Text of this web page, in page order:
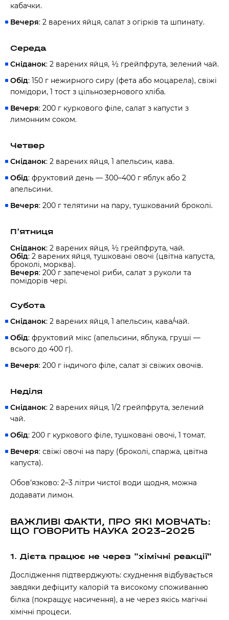
кабачки.
Вечеря: 2 варених яйця, салат з огірків та шпинату.
Середа
Сніданок: 2 варених яйця, ½ грейпфрута, зелений чай.
Обід: 150 г нежирного сиру (фета або моцарела), свіжі
помідори, 1 тост з цільнозернового хліба.
Вечеря: 200 г куркового філе, салат з капусти з
лимонним соком.
Четвер
Сніданок: 2 варених яйця, 1 апельсин, кава.
Обід: фруктовий день — 300–400 г яблук або 2
апельсини.
Вечеря: 200 г телятини на пару, тушкований броколі.
П'ятниця
Сніданок: 2 варених яйця, ½ грейпфрута, чай.
Обід: 2 варених яйця, тушковані овочі (цвітна капуста,
броколі, морква).
Вечеря: 200 г запеченої риби, салат з руколи та
помідорів чері.
Субота
Сніданок: 2 варених яйця, 1 апельсин, кава/чай.
Обід: фруктовий мікс (апельсини, яблука, груші —
всього до 400 г).
Вечеря: 200 г індичого філе, салат зі свіжих овочів.
Неділя
Сніданок: 2 варених яйця, 1/2 грейпфрута, зелений
чай.
Обід: 200 г куркового філе, тушковані овочі, 1 томат.
Вечеря: свіжі овочі на пару (броколі, спаржа, цвітна
капуста).
Обов’язково: 2–3 літри чистої води щодня, можна
додавати лимон.
ВАЖЛИВІ ФАКТИ, ПРО ЯКІ МОВЧАТЬ:
ЩО ГОВОРИТЬ НАУКА 2023–2025
1. Дієта працює не через "хімічні реакції"
Дослідження підтверджують: схуднення відбувається
завдяки дефіциту калорій та високому споживанню
білка (покращує насичення), а не через якісь магічні
хімічні процеси.